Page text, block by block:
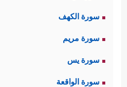
سورة الكهف
سورة مريم
سورة يس
سورة الواقعة